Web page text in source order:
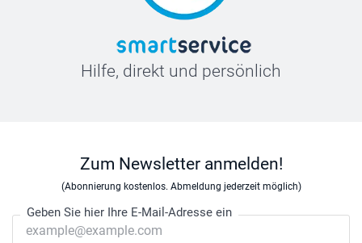
Hilfe, direkt und persönlich
Zum Newsletter anmelden!
(Abonnierung kostenlos. Abmeldung jederzeit möglich)
Geben Sie hier Ihre E-Mail-Adresse ein